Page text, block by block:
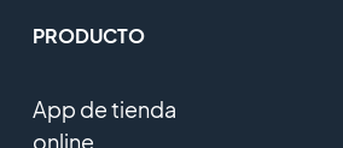
PRODUCTO
App de tienda
online